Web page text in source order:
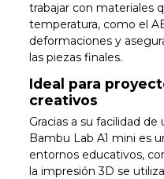
trabajar con materiales
temperatura, como el
deformaciones y
las piezas finales.
Ideal para
creativos
Gracias a su facilidad
Bambu Lab A1 mini es
entornos educativos,
la impresión 3D se